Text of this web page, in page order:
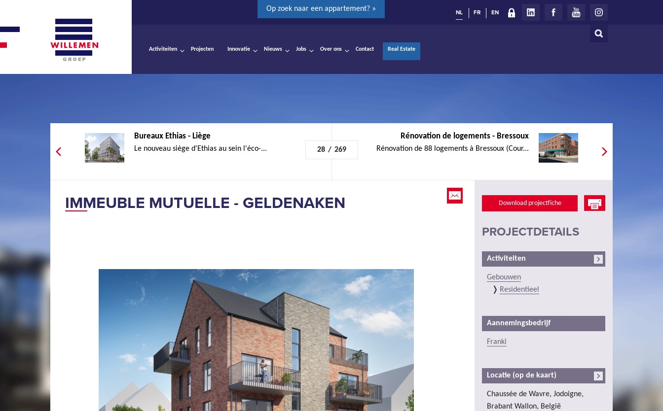
Op zoek naar een appartement? »
Zoeken
NL FR EN
Activiteiten Projecten Innovatie Nieuws Jobs Over ons Contact Real Estate
Bureaux Ethias - Liège
Le nouveau siège d'Ethias au sein l'éco-... 28 / 269
Rénovation de logements - Bressoux
Rénovation de 88 logements à Bressoux (Cour...
IMMEUBLE MUTUELLE - GELDENAKEN Download projectfiche
PROJECTDETAILS
Activiteiten
Gebouwen
Residentieel
Aannemingsbedrijf
Franki
Locatie (op de kaart)
Chaussée de Wavre, Jodoigne,
Brabant Wallon, België